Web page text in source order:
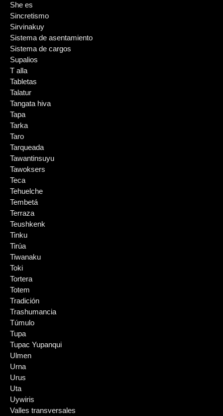
She es
Sincretismo
Sirvinakuy
Sistema de asentamiento
Sistema de cargos
Supalios
T alla
Tabletas
Talatur
Tangata hiva
Tapa
Tarka
Taro
Tarqueada
Tawantinsuyu
Tawoksers
Teca
Tehuelche
Tembetá
Terraza
Teushkenk
Tinku
Tirúa
Tiwanaku
Toki
Tortera
Totem
Tradición
Trashumancia
Túmulo
Tupa
Tupac Yupanqui
Ulmen
Urna
Urus
Uta
Uywiris
Valles transversales